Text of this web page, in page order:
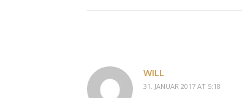
WILL
31. JANUAR 2017 AT 5:18